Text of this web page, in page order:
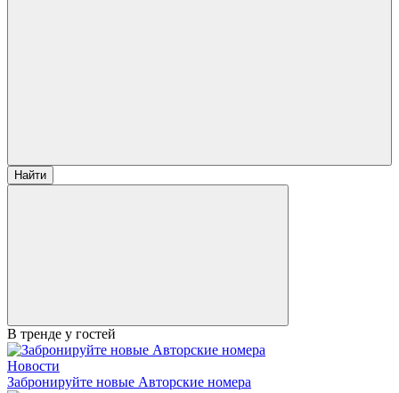
Найти
В тренде у гостей
Новости
Забронируйте новые Авторские номера